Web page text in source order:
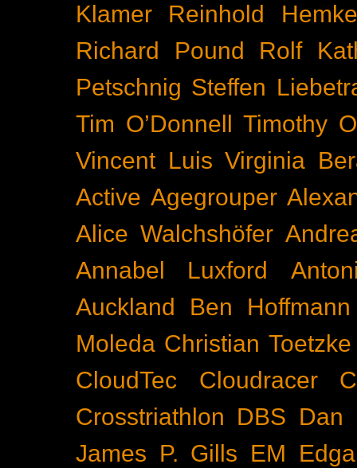
Klamer
Reinhold
Richard Pound
Rolf
Petschnig Steffen
Tim O’Donnell
Timothy
Vincent Luis Virginia
Active Agegrouper
Alice Walchshöfer
Annabel Luxford
Auckland
Ben Hoffmann
Moleda Christian Toetzke
CloudTec
Cloudracer
Crosstriathlon DBS Dan
James P. Gills EM